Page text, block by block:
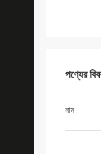
পণ্যের
নাম